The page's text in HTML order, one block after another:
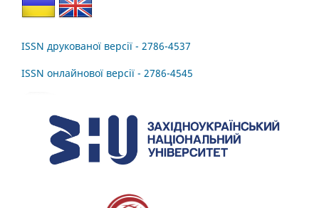
ISSN друкованої версії - 2786-4537
ISSN онлайнової версії - 2786-4545